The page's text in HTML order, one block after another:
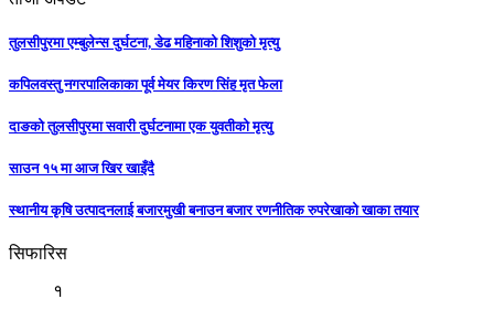
तुलसीपुरमा एम्बुलेन्स दुर्घटना, डेढ महिनाको शिशुको मृत्यु
कपिलवस्तु नगरपालिकाका पूर्व मेयर किरण सिंह मृत फेला
दाङको तुलसीपुरमा सवारी दुर्घटनामा एक युवतीको मृत्यु
साउन १५ मा आज खिर खाइँदै
स्थानीय कृषि उत्पादनलाई बजारमुखी बनाउन बजार रणनीतिक रुपरेखाको खाका तयार
सिफारिस
१